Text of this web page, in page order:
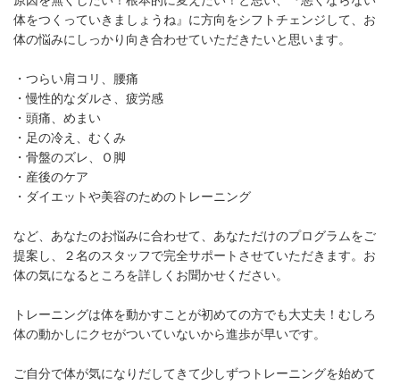
体をつくっていきましょうね』に方向をシフトチェンジして、お
体の悩みにしっかり向き合わせていただきたいと思います。
・つらい肩コリ、腰痛
・慢性的なダルさ、疲労感
・頭痛、めまい
・足の冷え、むくみ
・骨盤のズレ、Ｏ脚
・産後のケア
・ダイエットや美容のためのトレーニング
など、あなたのお悩みに合わせて、あなただけのプログラムをご
提案し、２名のスタッフで完全サポートさせていただきます。お
体の気になるところを詳しくお聞かせください。
トレーニングは体を動かすことが初めての方でも大丈夫！むしろ
体の動かしにクセがついていないから進歩が早いです。
ご自分で体が気になりだしてきて少しずつトレーニングを始めて